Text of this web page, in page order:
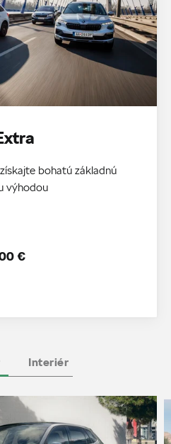
bohatú základnú
výhodou
€
Interiér